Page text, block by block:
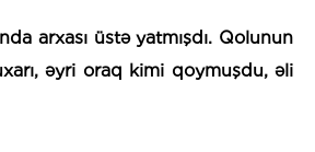
arxası üstə yatmışdı. Qolunun
əyri oraq kimi qoymuşdu, əli